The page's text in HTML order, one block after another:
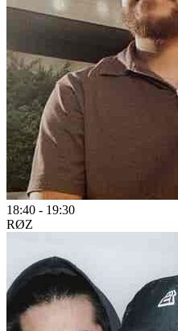
18:40 - 19:30
RØZ